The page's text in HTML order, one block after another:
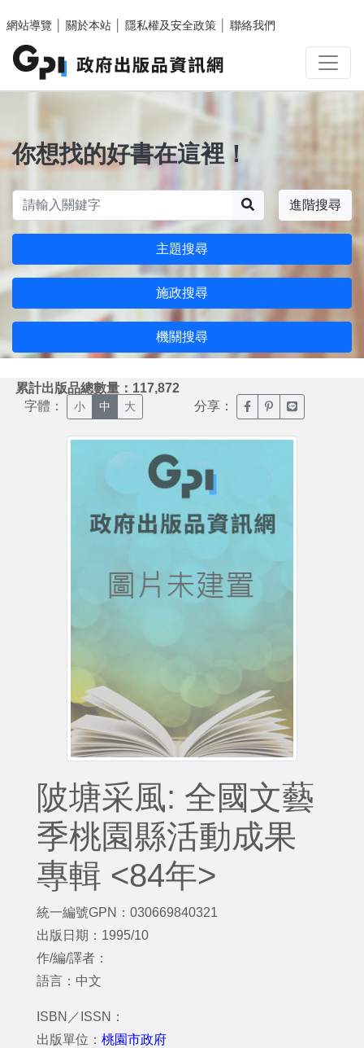
網站導覽
關於本站 隱私權及安全政策 聯絡我們
你想找的好書在這裡！
進階搜尋
主題搜尋
施政搜尋
機關搜尋
累計出版品總數量：117,872
字體： 小 中 大 分享： 臉書分享(另開新視窗)
噗浪分享(另開新
Line分享(另
陂塘采風: 全國文藝
季桃園縣活動成果
專輯 <84年>
統一編號GPN：030669840321
出版日期：1995/10
作/編/譯者：
語言：中文
ISBN／ISSN：
出版單位： 桃園市政府